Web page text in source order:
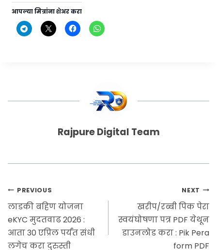
आपल्या मित्रांना शेअर करा
Rajpure Digital Team
PREVIOUS
लाडकी बहिण योजना
eKYC मुदतवाढ 2026 :
आता 30 एप्रिल पर्यंत संधी
लगेच करा दुरुस्ती
NEXT
खरीप/रब्बी पिक पेरा
स्वयंघोषणा पत्र PDF येथून
डाउनलोड करा : Pik Pera
form PDF